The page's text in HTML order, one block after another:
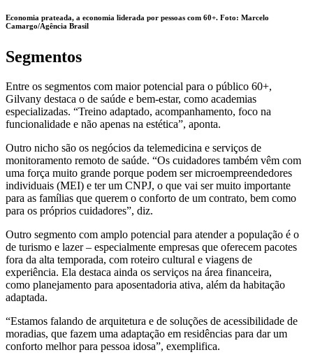
Economia prateada, a economia liderada por pessoas com 60+. Foto: Marcelo
Camargo/Agência Brasil
Segmentos
Entre os segmentos com maior potencial para o público 60+,
Gilvany destaca o de saúde e bem-estar, como academias
especializadas. “Treino adaptado, acompanhamento, foco na
funcionalidade e não apenas na estética”, aponta.
Outro nicho são os negócios da telemedicina e serviços de
monitoramento remoto de saúde. “Os cuidadores também vêm com
uma força muito grande porque podem ser microempreendedores
individuais (MEI) e ter um CNPJ, o que vai ser muito importante
para as famílias que querem o conforto de um contrato, bem como
para os próprios cuidadores”, diz.
Outro segmento com amplo potencial para atender a população é o
de turismo e lazer – especialmente empresas que oferecem pacotes
fora da alta temporada, com roteiro cultural e viagens de
experiência. Ela destaca ainda os serviços na área financeira,
como planejamento para aposentadoria ativa, além da habitação
adaptada.
“Estamos falando de arquitetura e de soluções de acessibilidade de
moradias, que fazem uma adaptação em residências para dar um
conforto melhor para pessoa idosa”, exemplifica.